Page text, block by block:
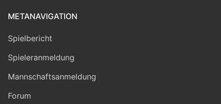
METANAVIGATION
Spielbericht
Spieleranmeldung
Mannschaftsanmeldung
Forum